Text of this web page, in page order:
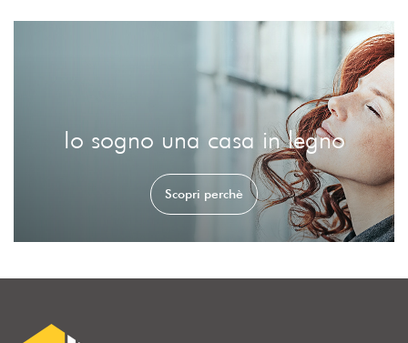
Io sogno una casa in legno
Scopri perchè